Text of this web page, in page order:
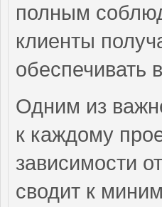
полным
клиенты
обеспечивать
Одним из
к каждому
зависимости
сводит к